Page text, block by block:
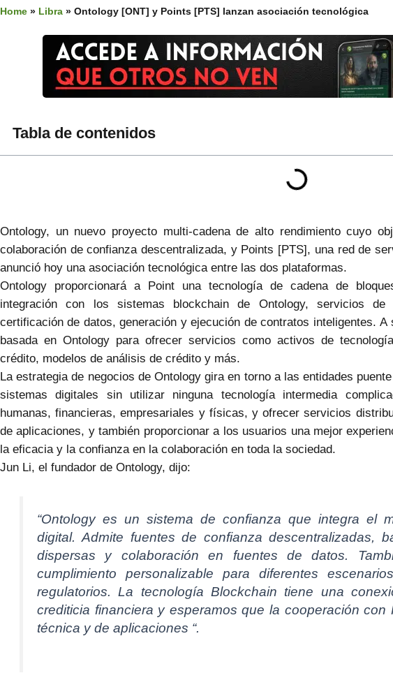
Home » Libra » Ontology [ONT] y Points [PTS] lanzan asociación tecnológica
Tabla de contenidos
Ontology, un nuevo proyecto multi-cadena de alto rendimiento cuyo
colaboración de confianza descentralizada, y Points [PTS], una red de
anunció hoy una asociación tecnológica entre las dos plataformas.
Ontology proporcionará a Point una tecnología de cadena de
integración con los sistemas blockchain de Ontology, servicios
certificación de datos, generación y ejecución de contratos inteligentes.
basada en Ontology para ofrecer servicios como activos de
crédito, modelos de análisis de crédito y más.
La estrategia de negocios de Ontology gira en torno a las entidades
sistemas digitales sin utilizar ninguna tecnología intermedia
humanas, financieras, empresariales y físicas, y ofrecer servicios
de aplicaciones, y también proporcionar a los usuarios una mejor
la eficacia y la confianza en la colaboración en toda la sociedad.
Jun Li, el fundador de Ontology, dijo:
“Ontology es un sistema de confianza que integra el
digital. Admite fuentes de confianza descentralizadas,
dispersas y colaboración en fuentes de datos.
cumplimiento personalizable para diferentes
regulatorios. La tecnología Blockchain tiene una
crediticia financiera y esperamos que la cooperación con
técnica y de aplicaciones “.